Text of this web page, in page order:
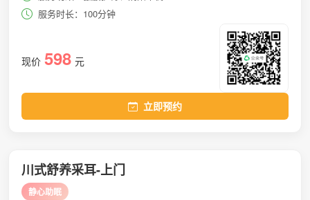
服务时长：100分钟
现价 598 元
立即预约
川式舒养采耳-上门
静心助眠